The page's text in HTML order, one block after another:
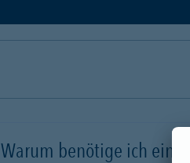
Warum benötige ich eine